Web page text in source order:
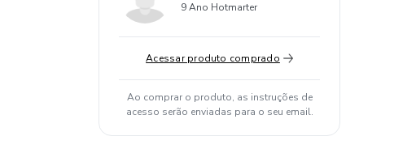
9 Ano Hotmarter
Acessar produto comprado
Ao comprar o produto, as instruções de
acesso serão enviadas para o seu email.